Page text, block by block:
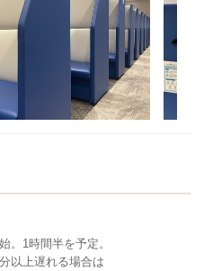
。1時間半を予定。
以上遅れる場合は